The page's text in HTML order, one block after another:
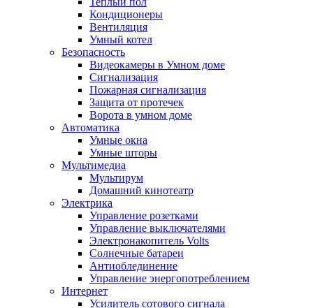
Кондиционеры
Вентиляция
Умный котел
Безопасность
Видеокамеры в Умном доме
Сигнализация
Пожарная сигнализация
Защита от протечек
Ворота в умном доме
Автоматика
Умные окна
Умные шторы
Мультимедиа
Мультирум
Домашний кинотеатр
Электрика
Управление розетками
Управление выключателями
Электронакопитель Volts
Солнечные батареи
Антиоблединение
Управление энергопотреблением
Интернет
Усилитель сотового сигнала